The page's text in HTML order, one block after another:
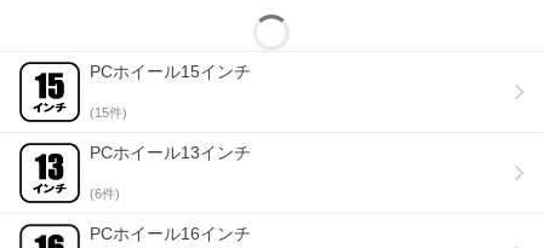
ので、商品に同梱される納品書と合わせて保管してください。
■商品代引をお選びいただいた場合
配送会社より発行される代引金額領収書をご利用ください。
※お届け先名が領収書の宛名となりますので、ご注意ください。
PCホイール15インチ
(15件)
PCホイール13インチ
(6件)
PCホイール16インチ